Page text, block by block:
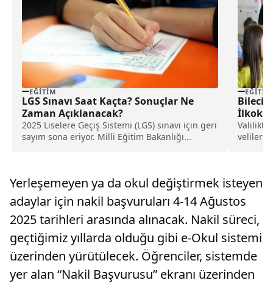
EĞITIM
LGS Sınavı Saat Kaçta? Sonuçlar Ne
Zaman Açıklanacak?
2025 Liselere Geçiş Sistemi (LGS) sınavı için geri
sayım sona eriyor. Milli Eğitim Bakanlığı...
EĞITIM
Bilecik
velilerin
Yerleşemeyen ya da okul değiştirmek isteyen
adaylar için nakil başvuruları 4-14 Ağustos
2025 tarihleri arasında alınacak. Nakil süreci,
geçtiğimiz yıllarda olduğu gibi e-Okul sistemi
üzerinden yürütülecek. Öğrenciler, sistemde
yer alan “Nakil Başvurusu” ekranı üzerinden